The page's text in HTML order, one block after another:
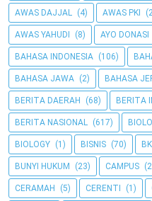
AWAS DAJJAL (4) AWAS PKI
AWAS YAHUDI (8) AYO DONASI
BAHASA INDONESIA (106)
BAHASA JAWA (2) BAHASA
BERITA DAERAH (68) BERITA
BERITA NASIONAL (617)
BIOLOGY (1) BISNIS (70) BK
BUNYI HUKUM (23) CAMPUS
CERAMAH (5) CERENTI (1)